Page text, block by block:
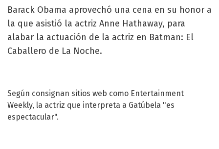
Barack Obama aprovechó una cena en su honor a
la que asistió la actriz Anne Hathaway, para
alabar la actuación de la actriz en Batman: El
Caballero de La Noche.
Según consignan sitios web como Entertainment
Weekly, la actriz que interpreta a Gatúbela "es
espectacular".